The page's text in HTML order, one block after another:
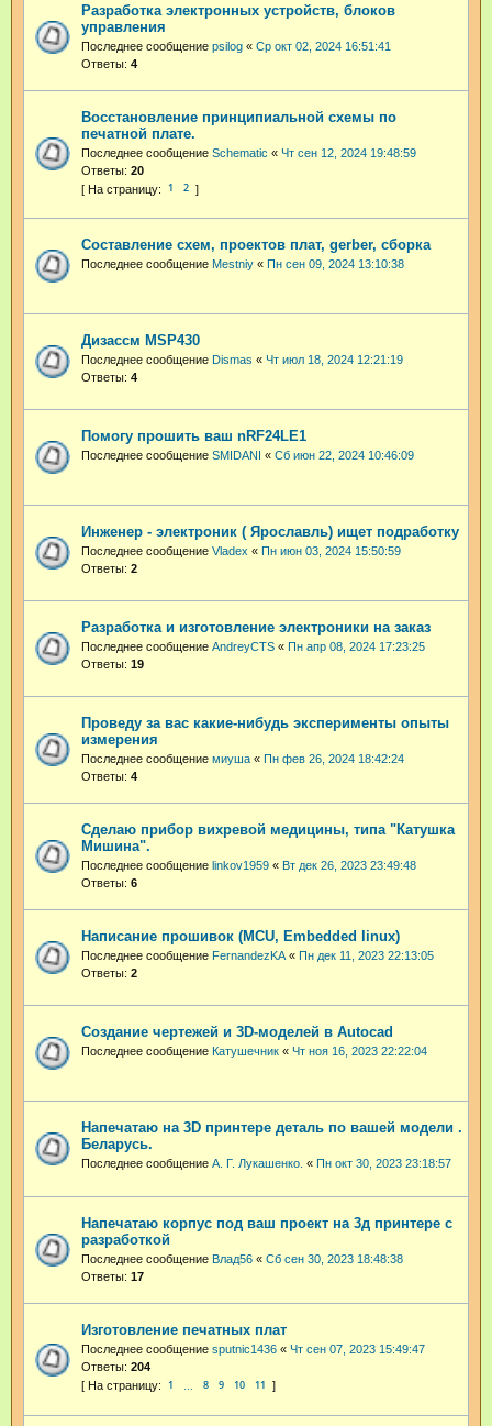
Разработка электронных устройств, блоков
управления
Последнее сообщение psilog « Ср окт 02, 2024 16:51:41
Ответы: 4
Восстановление принципиальной схемы по
печатной плате.
Последнее сообщение Schematic « Чт сен 12, 2024 19:48:59
Ответы: 20
1 2
Составление схем, проектов плат, gerber, сборка
Последнее сообщение Mestniy « Пн сен 09, 2024 13:10:38
Дизассм MSP430
Последнее сообщение Dismas « Чт июл 18, 2024 12:21:19
Ответы: 4
Помогу прошить ваш nRF24LE1
Последнее сообщение SMIDANI « Сб июн 22, 2024 10:46:09
Инженер - электроник ( Ярославль) ищет подработку
Последнее сообщение Vladex « Пн июн 03, 2024 15:50:59
Ответы: 2
Разработка и изготовление электроники на заказ
Последнее сообщение AndreyCTS « Пн апр 08, 2024 17:23:25
Ответы: 19
Проведу за вас какие-нибудь эксперименты опыты
измерения
Последнее сообщение миуша « Пн фев 26, 2024 18:42:24
Ответы: 4
Сделаю прибор вихревой медицины, типа "Катушка
Мишина".
Последнее сообщение linkov1959 « Вт дек 26, 2023 23:49:48
Ответы: 6
Написание прошивок (MCU, Embedded linux)
Последнее сообщение FernandezKA« Пн дек 11, 2023 22:13:05
Ответы: 2
Создание чертежей и 3D-моделей в Autocad
Последнее сообщение Катушечник « Чт ноя 16, 2023 22:22:04
Напечатаю на 3D принтере деталь по вашей модели .
Беларусь.
Последнее сообщение А. Г. Лукашенко. « Пн окт 30, 2023 23:18:57
Напечатаю корпус под ваш проект на 3д принтере с
разработкой
Последнее сообщение Влад56 « Сб сен 30, 2023 18:48:38
Ответы: 17
Изготовление печатных плат
Последнее сообщение sputnic1436 « Чт сен 07, 2023 15:49:47
Ответы: 204
1 8 9 10 11